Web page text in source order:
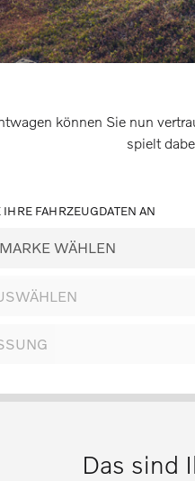
können Sie nun
spielt
FAHRZEUGDATEN AN
Das sind